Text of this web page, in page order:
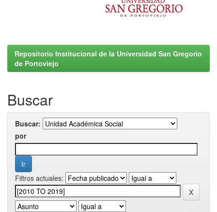
Repositorio Institucional de la Universidad San Gregorio
de Portoviejo
Buscar
Buscar:
por
Filtros actuales: